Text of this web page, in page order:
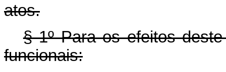
atos.
§ 1º Para os efeitos
funcionais: